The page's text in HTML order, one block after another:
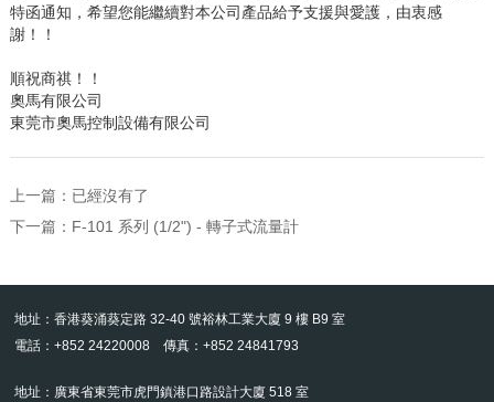
特函通知，希望您能繼續對本公司產品給予支援與愛護，由衷感
謝！！
順祝商祺！！
奧馬有限公司
東莞市奧馬控制設備有限公司
上一篇：已經沒有了
下一篇： F-101 系列 (1/2") - 轉子式流量計
地址：香港葵涌葵定路 32-40 號裕林工業大廈 9 樓 B9 室
電話：+852 24220008 傳真：+852 24841793
地址：廣東省東莞市虎門鎮港口路設計大廈 518 室